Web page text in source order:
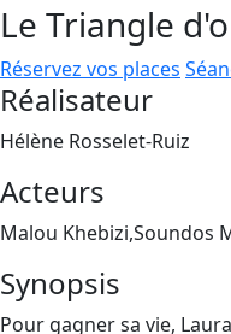
Le Triangle
Réservez vos places
Réalisateur
Hélène Rosselet-Ruiz
Acteurs
Malou Khebizi,Soundos
Synopsis
Pour gagner sa vie,